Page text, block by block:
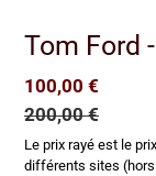
Tom Ford
Prix
réduit
100,00 €
200,00 €
Le prix rayé est le
différents sites